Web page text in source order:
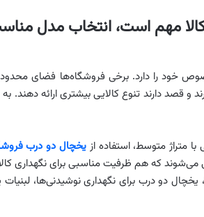
مهم است، انتخاب مدل
خود را دارد. برخی فروشگاه‌ها فضای
و قصد دارند تنوع کالایی بیشتری ارائه
متراژ متوسط، استفاده از یخچال دو درب
می‌شوند که هم ظرفیت مناسبی برای نگهداری
یخچال دو درب برای نگهداری نوشیدنی‌ها،